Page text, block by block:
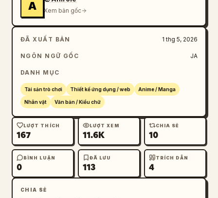
A Xem bản gốc
ĐÃ XUẤT BẢN 1 thg 5, 2026
NGÔN NGỮ GỐC JA
DANH MỤC
Tài sản trò chơi Thiết kế ứng dụng / web Anime / Manga
Nhân vật Văn bản / Kiểu chữ
LƯỢT THÍCH
167
LƯỢT XEM
11.6K
CHIA SẺ
10
BÌNH LUẬN
0
ĐÃ LƯU
113
TRÍCH DẪN
4
CHIA SẺ